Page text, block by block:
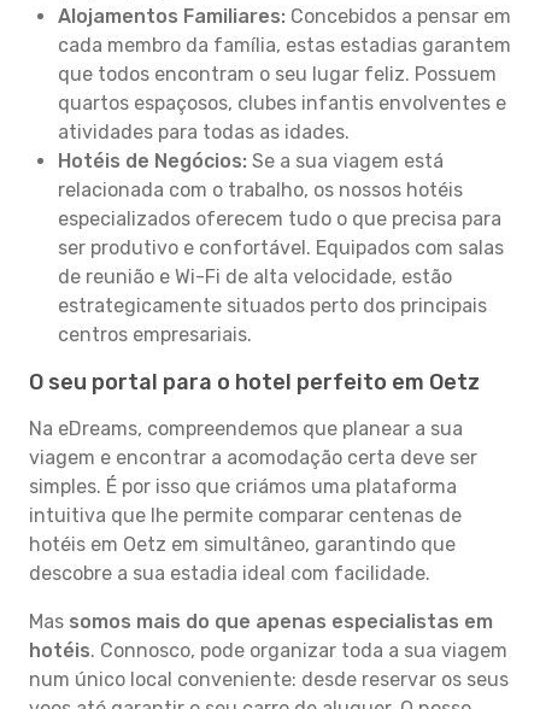
Alojamentos Familiares: Concebidos a pensar em
cada membro da família, estas estadias garantem
que todos encontram o seu lugar feliz. Possuem
quartos espaçosos, clubes infantis envolventes e
atividades para todas as idades.
Hotéis de Negócios: Se a sua viagem está
relacionada com o trabalho, os nossos hotéis
especializados oferecem tudo o que precisa para
ser produtivo e confortável. Equipados com salas
de reunião e Wi-Fi de alta velocidade, estão
estrategicamente situados perto dos principais
centros empresariais.
O seu portal para o hotel perfeito em Oetz
Na eDreams, compreendemos que planear a sua
viagem e encontrar a acomodação certa deve ser
simples. É por isso que criámos uma plataforma
intuitiva que lhe permite comparar centenas de
hotéis em Oetz em simultâneo, garantindo que
descobre a sua estadia ideal com facilidade.
Mas somos mais do que apenas especialistas em
hotéis. Connosco, pode organizar toda a sua viagem
num único local conveniente: desde reservar os seus